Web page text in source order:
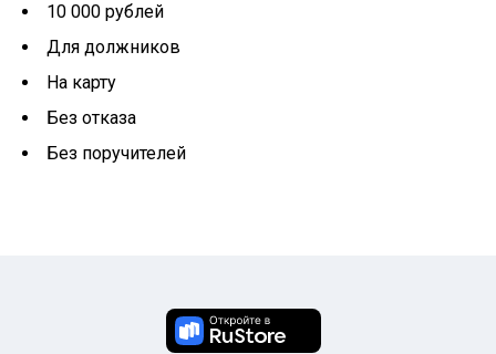
10 000 рублей
Для должников
На карту
Без отказа
Без поручителей